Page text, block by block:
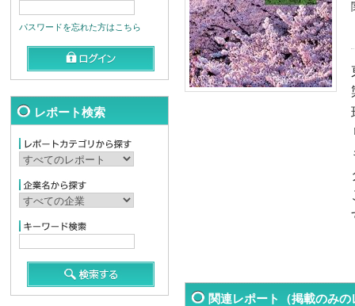
パスワードを忘れた方はこちら
レポート検索
関連レポート（掲載のみ